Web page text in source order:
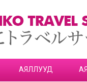
АЯЛЛУУД